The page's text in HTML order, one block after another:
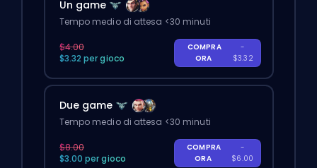
Un game
Tempo medio di attesa <30 minuti
$4.00
$3.32 per gioco
COMPRA
ORA
-
$3.32
Due game
Tempo medio di attesa <30 minuti
$8.00
$3.00 per gioco
COMPRA
ORA
-
$6.00